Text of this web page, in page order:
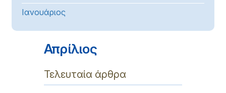
Ιανουάριος
Απρίλιος
Τελευταία άρθρα